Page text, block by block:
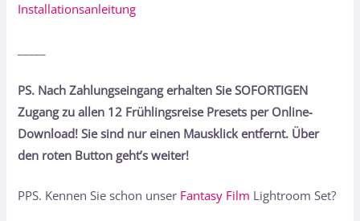
Installationsanleitung
PS. Nach Zahlungseingang erhalten Sie SOFORTIGEN
Zugang zu allen 12 Frühlingsreise Presets per Online-
Download! Sie sind nur einen Mausklick entfernt. Über
den roten Button geht’s weiter!
PPS. Kennen Sie schon unser Fantasy Film Lightroom Set?